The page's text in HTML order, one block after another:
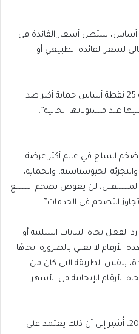
خفض بنسبة 25 نقطة أساس، ستظل أسعار الفائدة في
لسعر الفائدة الطبيعي أو
– “قدم خفض أسعار الفائدة بنسبة 25 نقطة أساس حماية أكبر ضد
عند مستوياتها الحالية”.
السلع في عالم أكثر عرضة
الجيوسياسية، والحماية،
في المستقبل، لن يعوض تضخم السلع
التضخم في الخدمات”.
تجاه البيانات السلبية أو
الأرقام لا تعني بالضرورة اتجاهًا
بنفس الطريقة التي كان من
الأرقام الإيجابية في الأشهر
– “بينما لم تتغير التوقعات لعام 2026، أُشير إلى أن ذلك يعتمد على